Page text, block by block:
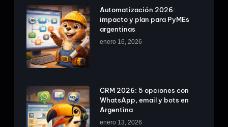
Automatización 2026:
impacto y plan para PyMEs
argentinas
enero 16, 2026
CRM 2026: 5 opciones con
WhatsApp, email y bots en
Argentina
enero 13, 2026